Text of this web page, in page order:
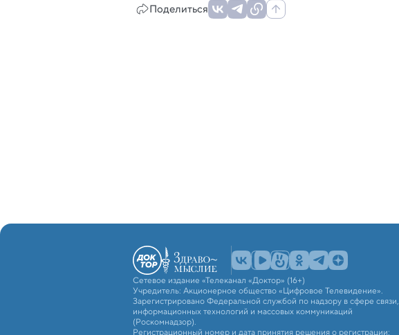
Поделиться
Сетевое издание «Телеканал «Доктор» (16+)
Учредитель: Акционерное общество «Цифровое Телевидение».
Зарегистрировано Федеральной службой по надзору в сфере связи,
информационных технологий и массовых коммуникаций
(Роскомнадзор).
Регистрационный номер и дата принятия решения о регистрации: